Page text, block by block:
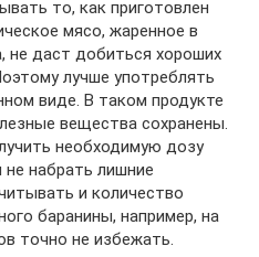
то, как приготовлен
мясо, жаренное в
не даст добиться хороших
лучше употреблять
виде. В таком продукте
вещества сохранены.
необходимую дозу
набрать лишние
и количество
баранины, например, на
точно не избежать.